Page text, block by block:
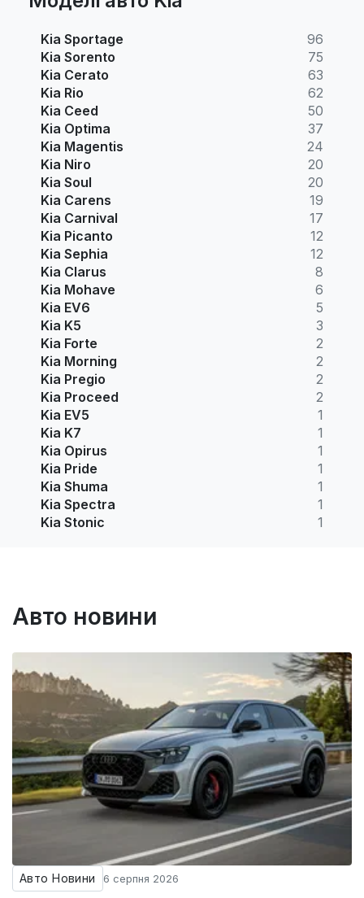
Kia Sportage
96
Kia Sorento
75
Kia Cerato
63
Kia Rio
62
Kia Ceed
50
Kia Optima
37
Kia Magentis
24
Kia Niro
20
Kia Soul
20
Kia Carens
19
Kia Carnival
17
Kia Picanto
12
Kia Sephia
12
Kia Clarus
8
Kia Mohave
6
Kia EV6
5
Kia K5
3
Kia Forte
2
Kia Morning
2
Kia Pregio
2
Kia Proceed
2
Kia EV5
1
Kia K7
1
Kia Opirus
1
Kia Pride
1
Kia Shuma
1
Kia Spectra
1
Kia Stonic
1
Авто новини
Авто Новини 6 серпня 2026